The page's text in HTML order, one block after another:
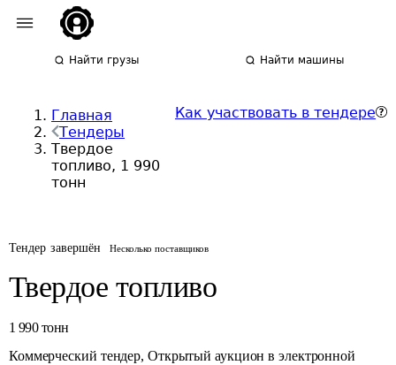
Найти грузы Найти машины
Главная
Тендеры
Твердое
топливо, 1 990
тонн
Как участвовать в тендере
Тендер завершён Несколько поставщиков
Твердое топливо
1 990 тонн
Коммерческий тендер, Открытый аукцион в электронной